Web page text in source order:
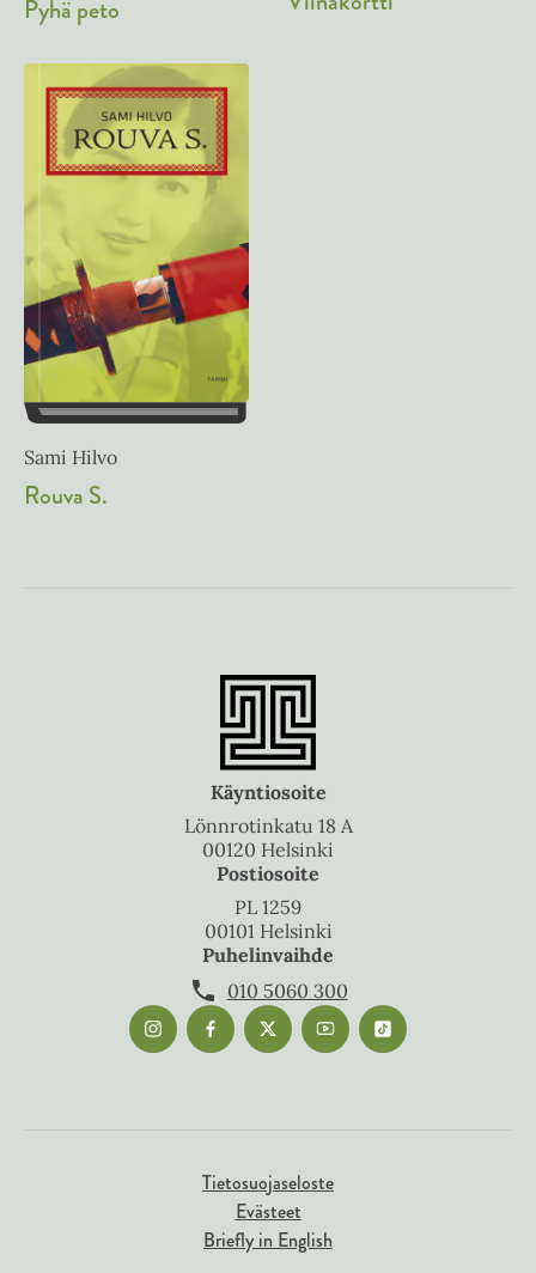
Pyhä peto
Sami Hilvo
Rouva S.
Käyntiosoite
Lönnrotinkatu 18 A
00120 Helsinki
Postiosoite
PL 1259
00101 Helsinki
Puhelinvaihde
010 5060 300
Tietosuojaseloste
Evästeet
Briefly in English